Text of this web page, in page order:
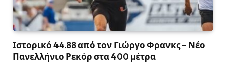
Ιστορικό 44.88 από τον Γιώργο Φρανκς – Νέο
Πανελλήνιο Ρεκόρ στα 400 μέτρα